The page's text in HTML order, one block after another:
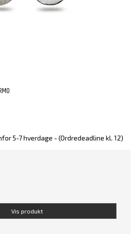
5-7 hverdage - (Ordredeadline kl. 12)
Vis produkt